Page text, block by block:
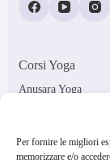
Per fornire le migliori
memorizzare e/o
Corsi Yoga
Anusara Yoga
Corsi Pilates